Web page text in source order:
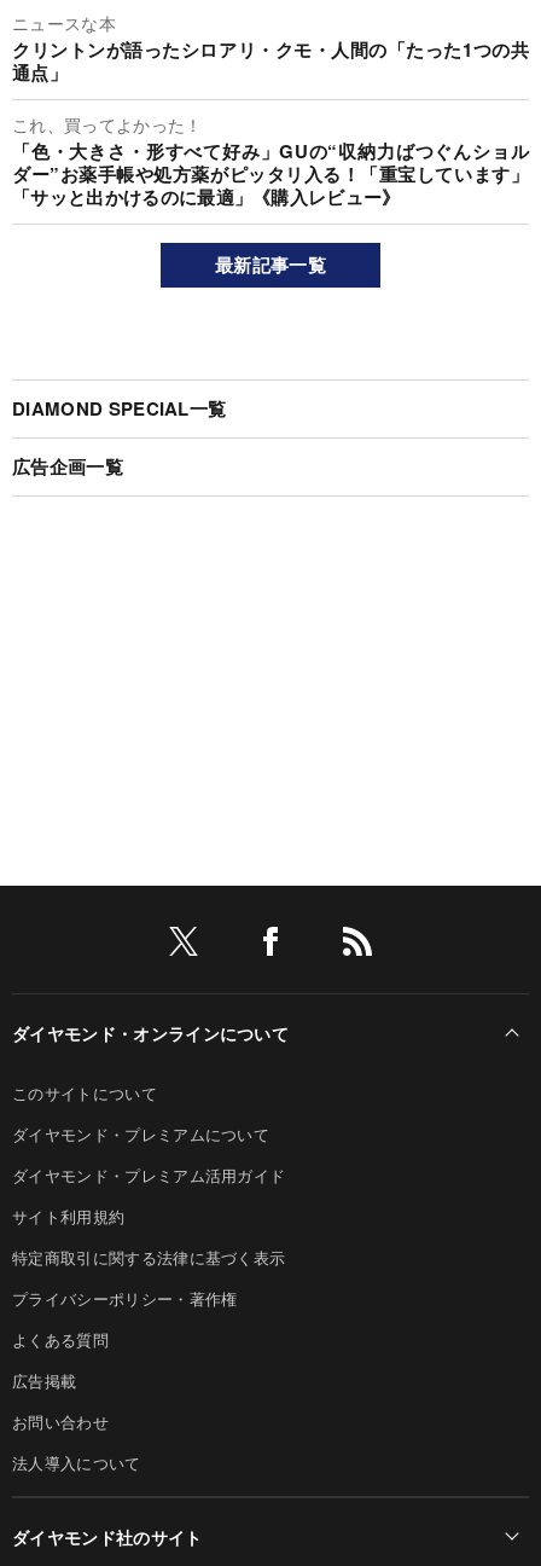
ニュースな本
クリントンが語ったシロアリ・クモ・人間の「たった1つの共
通点」
これ、買ってよかった！
「色・大きさ・形すべて好み」GUの“収納力ばつぐんショル
ダー”お薬手帳や処方薬がピッタリ入る！「重宝しています」
「サッと出かけるのに最適」《購入レビュー》
最新記事一覧
DIAMOND SPECIAL一覧
広告企画一覧
ダイヤモンド・オンラインについて
このサイトについて
ダイヤモンド・プレミアムについて
ダイヤモンド・プレミアム活用ガイド
サイト利用規約
特定商取引に関する法律に基づく表示
プライバシーポリシー・著作権
よくある質問
広告掲載
お問い合わせ
法人導入について
ダイヤモンド社のサイト